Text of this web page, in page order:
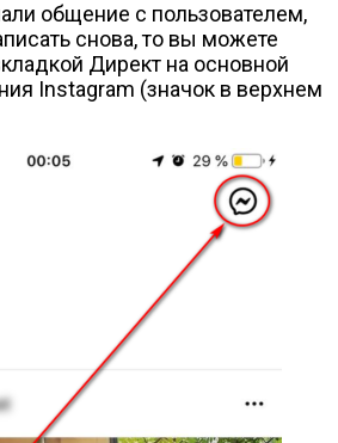
общение с пользователем,
снова, то вы можете
Директ на основной
Instagram (значок в верхнем